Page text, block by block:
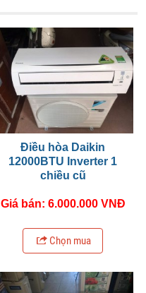
Điều hòa Daikin
12000BTU Inverter 1
chiều cũ
Giá bán: 6.000.000 VNĐ
Chọn mua